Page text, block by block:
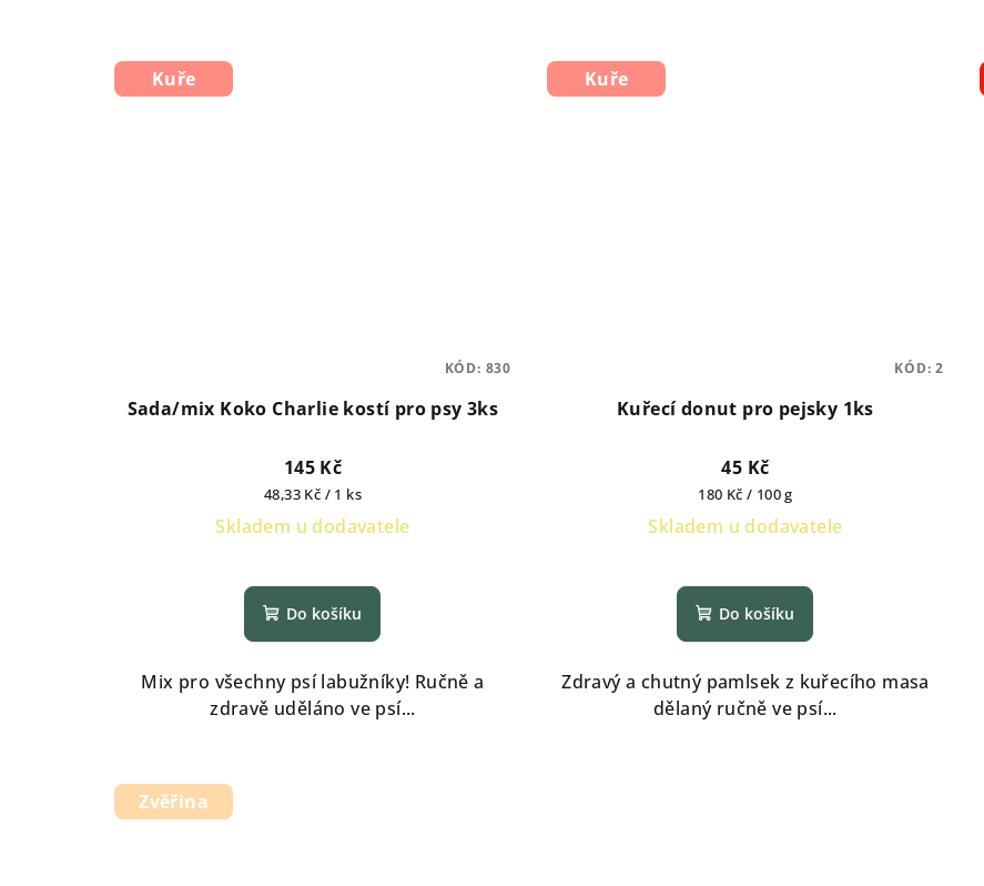
Kuře
Sada/mix Koko Charlie kostí pro psy 3ks
145 Kč
Měrná
cena:
48,33 Kč / 1 ks
Skladem u dodavatele
Do košíku
Mix pro všechny psí labužníky! Ručně a
zdravě uděláno ve psí...
KÓD: 830
Kuře
Kuřecí donut pro pejsky 1ks
45 Kč
Měrná
cena:
180 Kč / 100 g
Skladem u dodavatele
Do košíku
Zdravý a chutný pamlsek z kuřecího masa
dělaný ručně ve psí...
KÓD:2
Zvěřina